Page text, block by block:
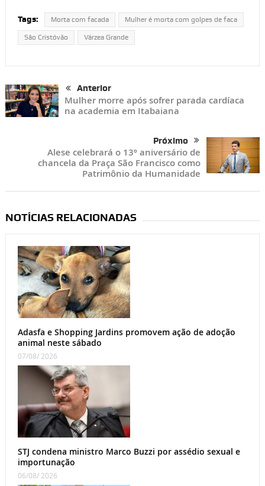
Tags: Morta com facada Mulher é morta com golpes de faca
São Cristóvão Várzea Grande
Anterior
Mulher morre após sofrer parada cardíaca
na academia em Itabaiana
Próximo
Alese celebrará o 13º aniversário de
chancela da Praça São Francisco como
Patrimônio da Humanidade
NOTÍCIAS RELACIONADAS
Adasfa e Shopping Jardins promovem ação de adoção
animal neste sábado
07/08/ 2026
STJ condena ministro Marco Buzzi por assédio sexual e
importunação
06/08/ 2026